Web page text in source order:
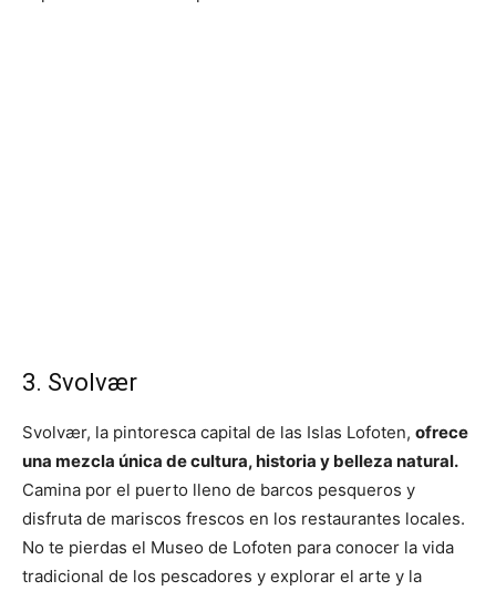
3. Svolvær
Svolvær, la pintoresca capital de las Islas Lofoten, ofrece
una mezcla única de cultura, historia y belleza natural.
Camina por el puerto lleno de barcos pesqueros y
disfruta de mariscos frescos en los restaurantes locales.
No te pierdas el Museo de Lofoten para conocer la vida
tradicional de los pescadores y explorar el arte y la